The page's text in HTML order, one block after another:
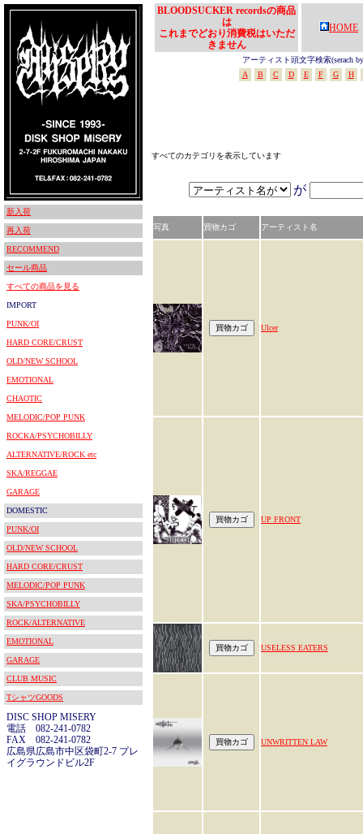
新入荷
再入荷
RECOMMEND
セール商品
すべての商品を見る
IMPORT
PUNK/OI
HARD CORE/CRUST
OLD/NEW SCHOOL
EMOTIONAL
CHAOTIC
MELODIC/POP PUNK
ROCKA/PSYCHOBILLY
ALTERNATIVE/ROCK etc
SKA/REGGAE
GARAGE
DOMESTIC
PUNK/OI
OLD/NEW SCHOOL
HARD CORE/CRUST
MELODIC/POP PUNK
SKA/PSYCHOBILLY
ROCK/ALTERNATIVE
EMOTIONAL
GARAGE
CLUB MUSIC
TシャツGOODS
DISC SHOP MISERY
電話 082-241-0782
FAX 082-241-0782
広島県広島市中区袋町2-7 プレ
イグラウンドビル2F
BLOODSUCKER recordsの商品
は
これまでどおり消費税はいただ
きません
HOME
アーティスト頭文字検索(serach
A
B C D E F G H
すべてのカテゴリを表示しています
が
写真 買物カゴ アーティスト名
Ulcer
UP FRONT
USELESS EATERS
UNWRITTEN LAW